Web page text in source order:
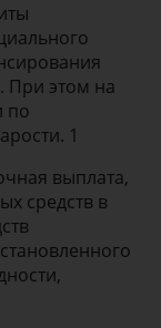
При этом на
по
1
выплата,
средств в